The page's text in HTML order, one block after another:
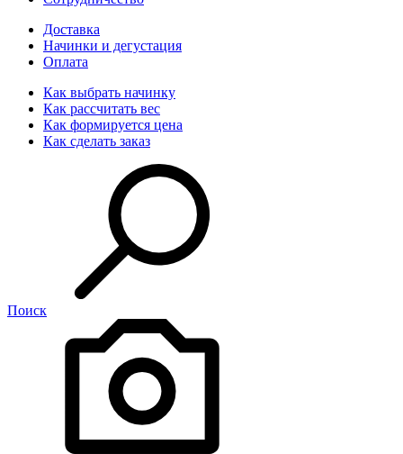
Доставка
Начинки и дегустация
Оплата
Как выбрать начинку
Как рассчитать вес
Как формируется цена
Как сделать заказ
Поиск